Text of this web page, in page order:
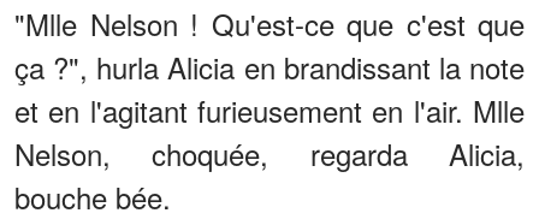
"Mlle Nelson ! Qu'est-ce que c'est que
ça ?", hurla Alicia en brandissant la note
et en l'agitant furieusement en l'air. Mlle
Nelson, choquée, regarda Alicia,
bouche bée.